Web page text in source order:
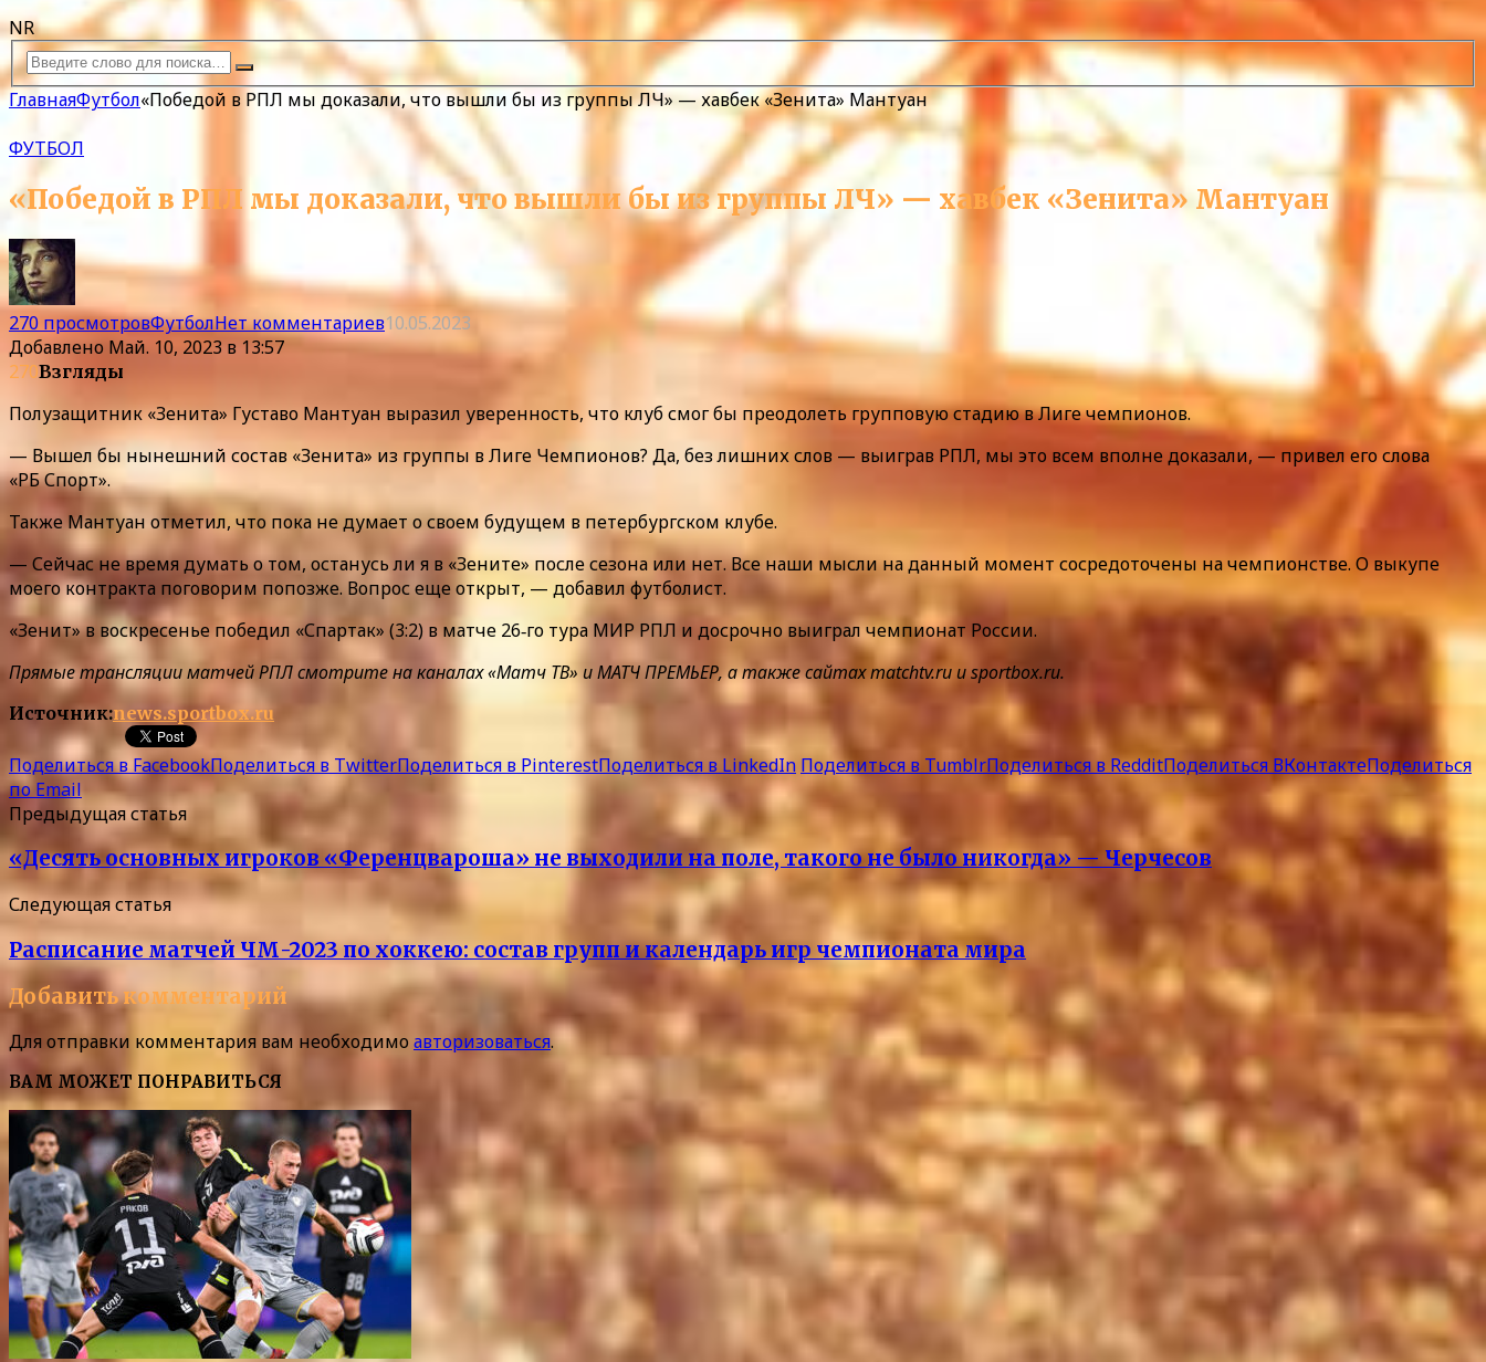
NR
ГлавнаяФутбол«Победой в РПЛ мы доказали, что вышли бы из группы ЛЧ» — хавбек «Зенита» Мантуан
ФУТБОЛ
«Победой в РПЛ мы доказали, что вышли бы из группы ЛЧ» — хавбек «Зенита» Мантуан
270 просмотровФутболНет комментариев10.05.2023
Добавлено Май. 10, 2023 в 13:57
270Взгляды
Полузащитник «Зенита» Густаво Мантуан выразил уверенность, что клуб смог бы преодолеть групповую стадию в Лиге чемпионов.
— Вышел бы нынешний состав «Зенита» из группы в Лиге Чемпионов? Да, без лишних слов — выиграв РПЛ, мы это всем вполне доказали, — привел его слова
«РБ Спорт».
Также Мантуан отметил, что пока не думает о своем будущем в петербургском клубе.
— Сейчас не время думать о том, останусь ли я в «Зените» после сезона или нет. Все наши мысли на данный момент сосредоточены на чемпионстве. О выкупе
моего контракта поговорим попозже. Вопрос еще открыт, — добавил футболист.
«Зенит» в воскресенье победил «Спартак» (3:2) в матче 26‑го тура МИР РПЛ и досрочно выиграл чемпионат России.
Прямые трансляции матчей РПЛ смотрите на каналах «Матч ТВ» и МАТЧ ПРЕМЬЕР, а также сайтах matchtv.ru и sportbox.ru.
Источник:news.sportbox.ru
Поделиться в FacebookПоделиться в TwitterПоделиться в PinterestПоделиться в LinkedIn Поделиться в TumblrПоделиться в RedditПоделиться ВКонтактеПоделиться
по Email
Предыдущая статья
«Десять основных игроков «Ференцвароша» не выходили на поле, такого не было никогда» — Черчесов
Следующая статья
Расписание матчей ЧМ-2023 по хоккею: состав групп и календарь игр чемпионата мира
Добавить комментарий
Для отправки комментария вам необходимо авторизоваться.
ВАМ МОЖЕТ ПОНРАВИТЬСЯ